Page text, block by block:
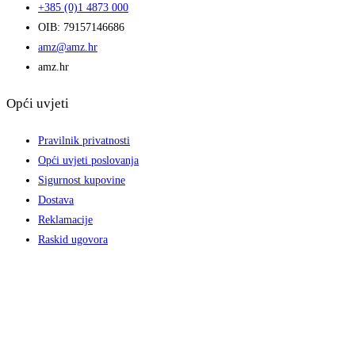
+385 (0)1 4873 000
OIB: 79157146686
amz@amz.hr
amz.hr
Opći uvjeti
Pravilnik privatnosti
Opći uvjeti poslovanja
Sigurnost kupovine
Dostava
Reklamacije
Raskid ugovora